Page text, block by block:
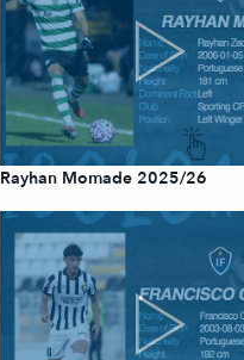
Rayhan Momade 2025/26